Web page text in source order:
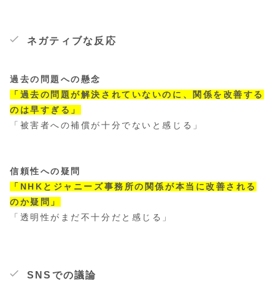
ネガティブな反応
過去の問題への懸念
「過去の問題が解決されていないのに、関係を改善する
のは早すぎる」
「被害者への補償が十分でないと感じる」
信頼性への疑問
「NHKとジャニーズ事務所の関係が本当に改善される
のか疑問」
「透明性がまだ不十分だと感じる」
SNSでの議論